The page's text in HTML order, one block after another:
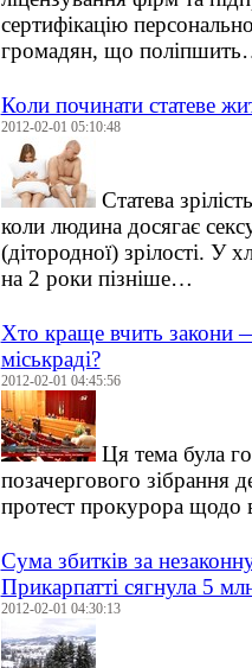
сертифікацію
громадян, що
Коли починати статеве
2012-02-01 05:10:48
Статева
коли людина досягає
(дітородної) зрілості. У
на 2 роки пізніше…
Хто краще вчить закони
міськраді?
2012-02-01 04:45:56
Ця тема була
позачергового зібрання
протест прокурора
Сума збитків за
Прикарпатті сягнула 5
2012-02-01 04:30:13